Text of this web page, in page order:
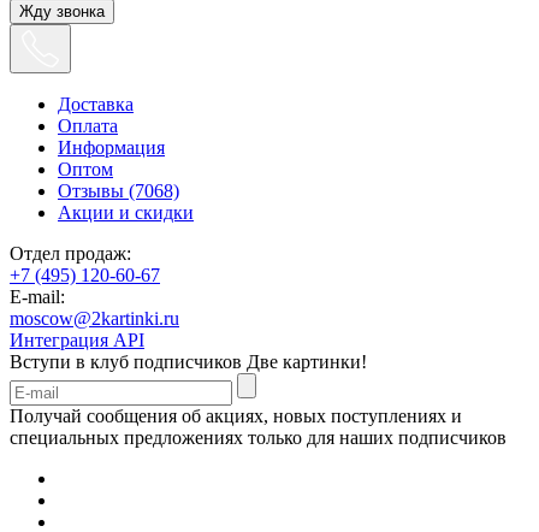
Жду звонка
Доставка
Оплата
Информация
Оптом
Отзывы (7068)
Акции и скидки
Отдел продаж:
+7 (495) 120-60-67
E-mail:
moscow@2kartinki.ru
Интеграция API
Вступи в клуб подписчиков Две картинки!
Получай сообщения об акциях, новых поступлениях и
специальных предложениях только для наших подписчиков